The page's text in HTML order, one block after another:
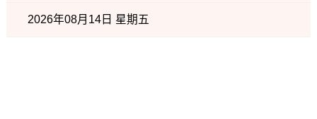
2026年08月14日 星期五